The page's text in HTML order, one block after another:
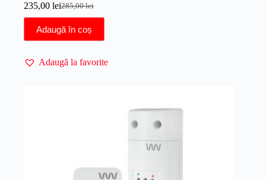
285,00lei
Prețul
inițial
a
fost:
235,00 leiPrețul
curent
este:
235,00 lei.
Adaugă în coș
Adaugă la favorite